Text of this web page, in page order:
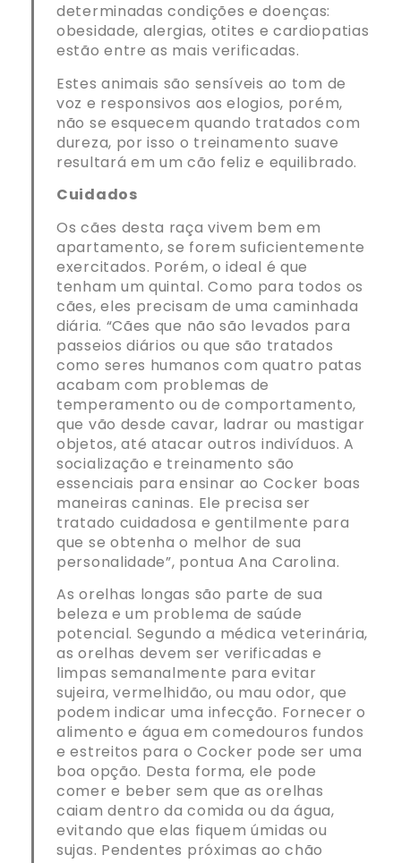
determinadas condições e doenças:
obesidade, alergias, otites e cardiopatias
estão entre as mais verificadas.
Estes animais são sensíveis ao tom de
voz e responsivos aos elogios, porém,
não se esquecem quando tratados com
dureza, por isso o treinamento suave
resultará em um cão feliz e equilibrado.
Cuidados
Os cães desta raça vivem bem em
apartamento, se forem suficientemente
exercitados. Porém, o ideal é que
tenham um quintal. Como para todos os
cães, eles precisam de uma caminhada
diária. “Cães que não são levados para
passeios diários ou que são tratados
como seres humanos com quatro patas
acabam com problemas de
temperamento ou de comportamento,
que vão desde cavar, ladrar ou mastigar
objetos, até atacar outros indivíduos. A
socialização e treinamento são
essenciais para ensinar ao Cocker boas
maneiras caninas. Ele precisa ser
tratado cuidadosa e gentilmente para
que se obtenha o melhor de sua
personalidade”, pontua Ana Carolina.
As orelhas longas são parte de sua
beleza e um problema de saúde
potencial. Segundo a médica veterinária,
as orelhas devem ser verificadas e
limpas semanalmente para evitar
sujeira, vermelhidão, ou mau odor, que
podem indicar uma infecção. Fornecer o
alimento e água em comedouros fundos
e estreitos para o Cocker pode ser uma
boa opção. Desta forma, ele pode
comer e beber sem que as orelhas
caiam dentro da comida ou da água,
evitando que elas fiquem úmidas ou
sujas. Pendentes próximas ao chão